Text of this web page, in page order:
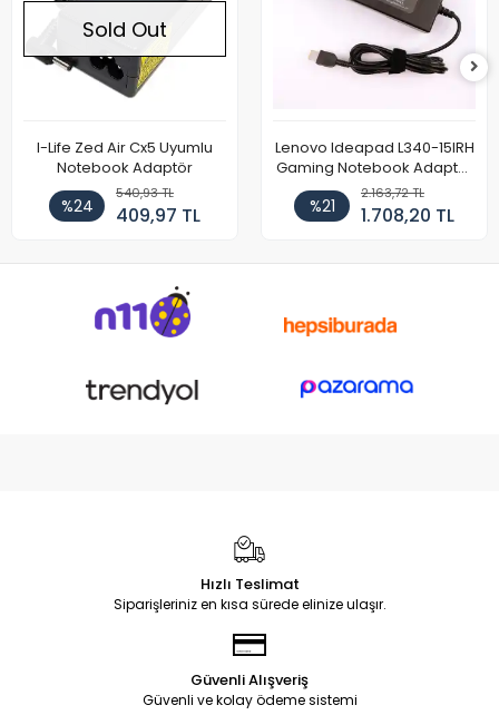
Sold Out
I-Life Zed Air Cx5 Uyumlu
Notebook Adaptör
%24
540,93 TL
409,97 TL
Lenovo Ideapad L340-15IRH
Gaming Notebook Adaptör
Cihazı Şarj Aleti (150W)
%21
2.163,72 TL
1.708,20 TL
Hızlı Teslimat
Siparişleriniz en kısa sürede elinize ulaşır.
Güvenli Alışveriş
Güvenli ve kolay ödeme sistemi